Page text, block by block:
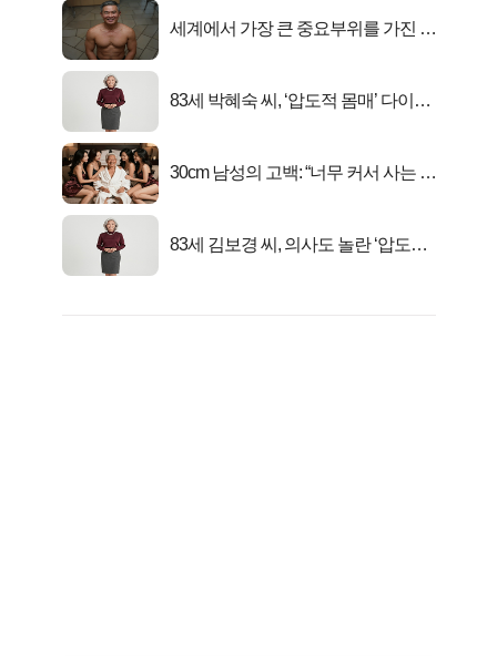
세계에서 가장 큰 중요부위를 가진 남
83세 박혜숙 씨, ‘압도적 몸매’ 다이어
30cm 남성의 고백: “너무 커서 사는 게
83세 김보경 씨, 의사도 놀란 ‘압도적